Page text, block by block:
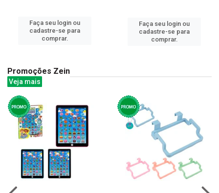
Faça seu login ou
cadastre-se para
comprar.
Faça seu login ou
cadastre-se para
comprar.
Promoções Zein
Veja mais